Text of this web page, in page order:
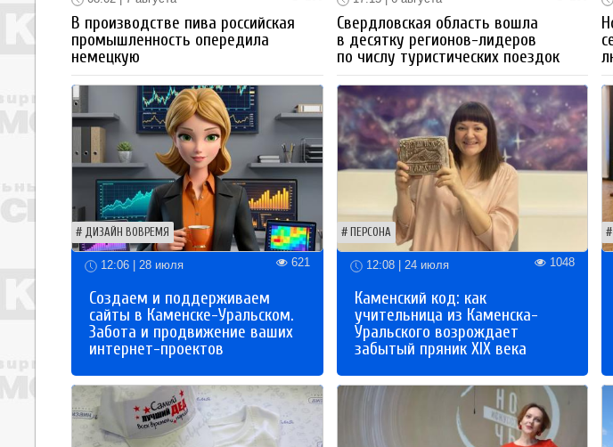
В производстве пива российская
промышленность опередила
немецкую
Свердловская область вошла
в десятку регионов-лидеров
по числу туристических поездок
ДИЗАЙН ВОВРЕМЯ
12:06 | 28 июля 621
Создаем и поддерживаем
сайты в Каменске-Уральском.
Забота и продвижение ваших
интернет-проектов
ПЕРСОНА
12:08 | 24 июля 1048
Каменский код: как
учительница из Каменска-
Уральского возрождает
забытый пряник XIX века